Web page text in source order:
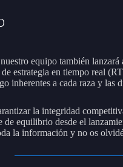
equipo también
estrategia en tiempo real
inherentes a cada raza y las
la integridad
equilibrio desde el
la información y no os